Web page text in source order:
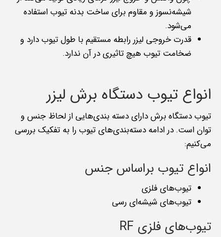
شیشه‌نسوز و مقاوم برای ساخت بدنه تیوب استفاده
می‌شود.
قدرت خروجی لیزر رابطه مستقیم با طول تیوب دارد و
ضخامت تیوب هیچ تاثیری در آن ندارد.
انواع تیوب دستگاه برش لیزر
تیوب‌ دستگاه برش دارای دسته بندی‌هایی از لحاظ جنس و
توان است. در ادامه دسته‌بندی‌های تیوب را به تفکیک بررسی
می‌کنیم:
انواع تیوب براساس جنس
تیوب‌های فلزی
تیوب‌های شیشه‌ای رسی
تیوب‌های فلزی RF